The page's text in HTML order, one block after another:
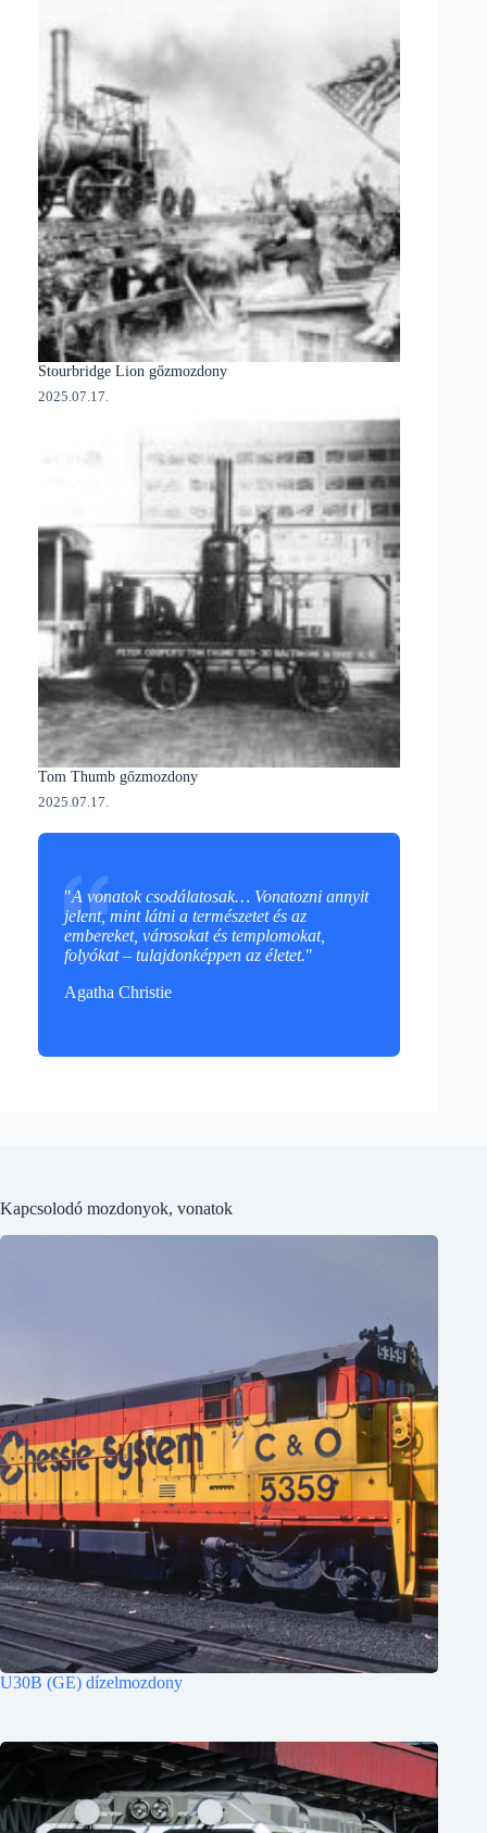
Stourbridge Lion gőzmozdony
2025.07.17.
Tom Thumb gőzmozdony
2025.07.17.
"A vonatok csodálatosak… Vonatozni annyit
jelent, mint látni a természetet és az
embereket, városokat és templomokat,
folyókat – tulajdonképpen az életet."
Agatha Christie
Kapcsolodó mozdonyok, vonatok
U30B (GE) dízelmozdony